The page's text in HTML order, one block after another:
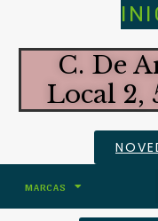
C. De
Local 2,
MARCAS